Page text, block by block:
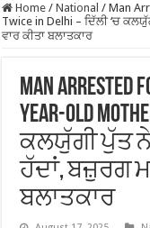
Home / National / Man
Twice in Delhi – ਦਿੱਲੀ ‘ਚ
ਵਾਰ ਕੀਤਾ ਬਲਾਤਕਾਰ
Man Arrested
Year-Old
ਕਲਯੁੱਗੀ ਪੁੱਤ
ਹੱਦਾਂ, ਬਜ਼ੁਰਗ
ਬਲਾਤਕਾਰ